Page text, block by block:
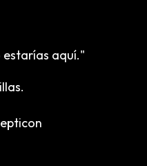
estarías aquí."